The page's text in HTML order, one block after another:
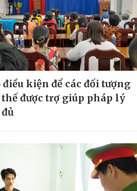
điều kiện để các đối tượng
thế được trợ giúp pháp lý